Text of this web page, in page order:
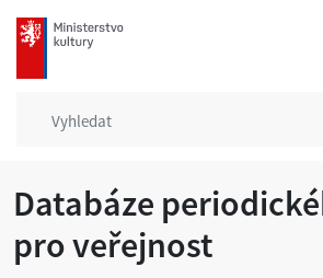
mkcr.cz
Databáze
pro veřejnost